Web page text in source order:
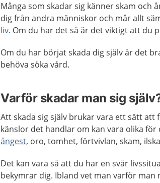
Många som skadar sig känner skam och
dig från andra människor och mår allt
liv. Om du har det så är det viktigt att du
Om du har börjat skada dig själv är det
behöva söka vård.
Varför skadar man sig
Att skada sig själv brukar vara ett sätt att
känslor det handlar om kan vara olika
ångest, oro, tomhet, förtvivlan, skam,
Det kan vara så att du har en svår
bekymrar dig. Ibland vet man varför